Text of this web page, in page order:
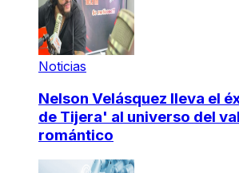
Noticias
Nelson Velásquez lleva el
de Tijera' al universo del
romántico